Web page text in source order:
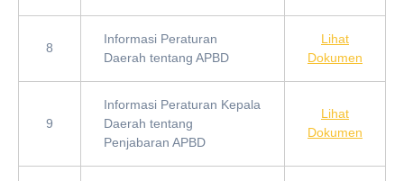
8
Informasi Peraturan
Daerah tentang APBD
Lihat
Dokumen
9
Informasi Peraturan Kepala
Daerah tentang
Penjabaran APBD
Lihat
Dokumen